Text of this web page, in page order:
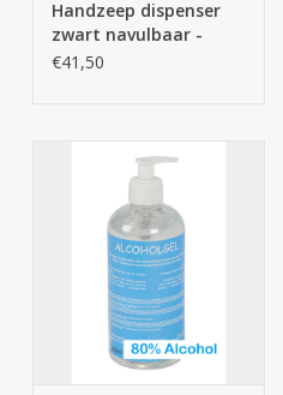
Handzeep dispenser
zwart navulbaar -
vloeibare zeep
€41,50